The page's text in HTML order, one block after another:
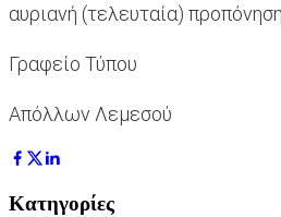
αυριανή (τελευταία)
Γραφείο Τύπου
Απόλλων Λεμεσού
Κατηγορίες